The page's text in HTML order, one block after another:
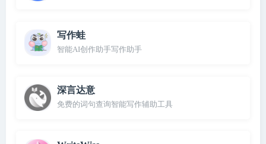
写作蛙
智能AI创作助手写作助手
深言达意
免费的词句查询智能写作辅助工具